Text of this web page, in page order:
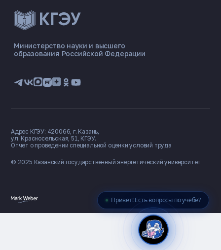
Привет! Есть вопросы по учёбе?
ЭНЕРГОКОД — ПОМОЩНИК КГЭУ
📋 Приёмная комиссия
🏠 Общежитие
Министерство науки и высшего
образования Российской Федерации
© 2025 Казанский государственный энергетический университет
Адрес КГЭУ: 420066, г. Казань,
ул. Красносельская, 51, КГЭУ.
Отчет о проведении специальной оценки условий труда